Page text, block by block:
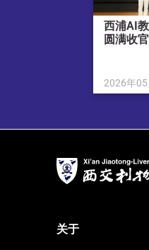
西浦AI
圆满收官
2026年05
关于